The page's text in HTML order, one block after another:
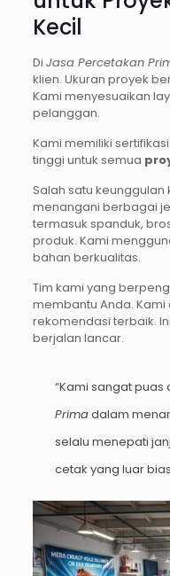
Kecil
Di Jasa Percetakan
klien. Ukuran proyek
Kami menyesuaikan
pelanggan.
Kami memiliki
tinggi untuk semua
Salah satu
menangani berbagai
termasuk spanduk,
produk. Kami
bahan berkualitas.
Tim kami yang
membantu Anda.
rekomendasi terbaik.
berjalan lancar.
“Kami sangat puas
Primadalam
selalu menepati
cetak yang luar